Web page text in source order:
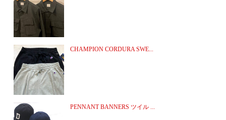
CHAMPION CORDURA SWE...
PENNANT BANNERS ツイル ...